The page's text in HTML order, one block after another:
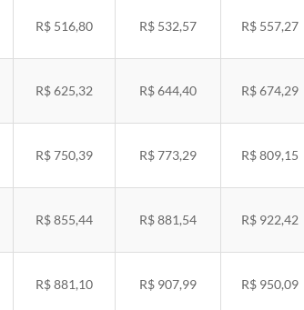
R$ 516,80 R$ 532,57 R$ 557,27
R$ 625,32 R$ 644,40 R$ 674,29
R$ 750,39 R$ 773,29 R$ 809,15
R$ 855,44 R$ 881,54 R$ 922,42
R$ 881,10 R$ 907,99 R$ 950,09